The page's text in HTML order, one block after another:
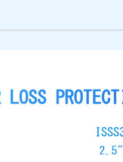
LOSS
2.5"